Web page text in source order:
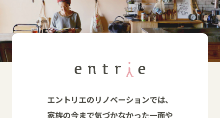
エントリエのリノベーションでは、
家族の今まで気づかなかった一面や